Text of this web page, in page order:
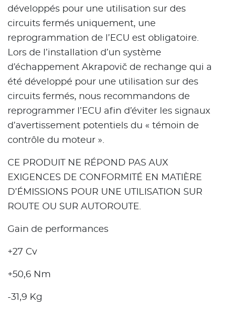
développés pour une utilisation sur des
circuits fermés uniquement, une
reprogrammation de l’ECU est obligatoire.
Lors de l’installation d’un système
d’échappement Akrapovič de rechange qui a
été développé pour une utilisation sur des
circuits fermés, nous recommandons de
reprogrammer l’ECU afin d’éviter les signaux
d’avertissement potentiels du « témoin de
contrôle du moteur ».
CE PRODUIT NE RÉPOND PAS AUX
EXIGENCES DE CONFORMITÉ EN MATIÈRE
D’ÉMISSIONS POUR UNE UTILISATION SUR
ROUTE OU SUR AUTOROUTE.
Gain de performances
+27 Cv
+50,6 Nm
-31,9 Kg